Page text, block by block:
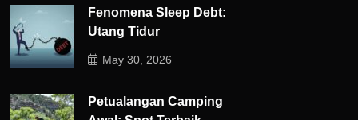
Fenomena Sleep Debt:
Utang Tidur
May 30, 2026
Petualangan Camping